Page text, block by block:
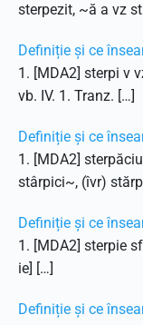
sterpezit, ~ă a vz
Definiție și ce
1. [MDA2] sterpi v
vb. IV. 1. Tranz. […]
Definiție și ce
1. [MDA2]
stârpici~, (îvr)
Definiție și ce
1. [MDA2] sterpie
ie] […]
Definiție și ce